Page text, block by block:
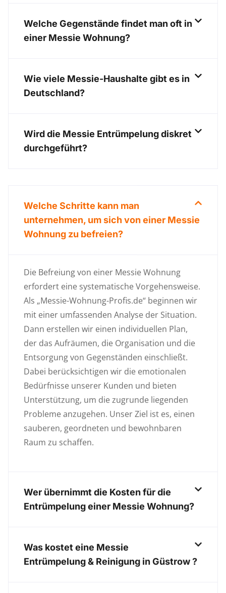
Welche Gegenstände findet man oft in
einer Messie Wohnung?
Wie viele Messie-Haushalte gibt es in
Deutschland?
Wird die Messie Entrümpelung diskret
durchgeführt?
Welche Schritte kann man
unternehmen, um sich von einer Messie
Wohnung zu befreien?
Die Befreiung von einer Messie Wohnung
erfordert eine systematische Vorgehensweise.
Als „Messie-Wohnung-Profis.de“ beginnen wir
mit einer umfassenden Analyse der Situation.
Dann erstellen wir einen individuellen Plan,
der das Aufräumen, die Organisation und die
Entsorgung von Gegenständen einschließt.
Dabei berücksichtigen wir die emotionalen
Bedürfnisse unserer Kunden und bieten
Unterstützung, um die zugrunde liegenden
Probleme anzugehen. Unser Ziel ist es, einen
sauberen, geordneten und bewohnbaren
Raum zu schaffen.
Wer übernimmt die Kosten für die
Entrümpelung einer Messie Wohnung?
Was kostet eine Messie
Entrümpelung & Reinigung in Güstrow ?